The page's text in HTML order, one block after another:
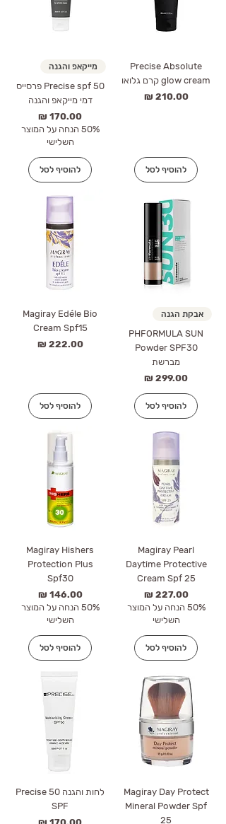
Precise Absolute
glow cream קרם גלואו
מחיר‏210.00 ‏₪
להוסיף לסל
מייקאפ והגנה
Precise spf 50 פרסייס
דמי מייקאפ והגנה
מחיר
50% הנחה על המוצר
השלישי
להוסיף לסל
אבקת הגנה
PHFORMULA SUN
Powder SPF30
מברשת
מחיר
להוסיף לסל
Magiray Edéle Bio
Cream Spf15
מחיר‏222.00 ‏₪
להוסיף לסל
Magiray Pearl
Daytime Protective
Cream Spf 25
מחיר‏227.00 ‏₪
50% הנחה על המוצר
השלישי
להוסיף לסל
Magiray Hishers
Protection Plus
Spf30
מחיר‏146.00 ‏₪
50% הנחה על המוצר
השלישי
להוסיף לסל
Magiray Day Protect
Mineral Powder Spf
25
לחות והגנה 50 Precise
SPF
מחיר